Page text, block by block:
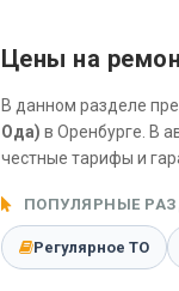
Цены на
В данном разделе
Ода) в Оренбурге. В
честные тарифы и
ПОПУЛЯРНЫЕ
Регулярное ТО